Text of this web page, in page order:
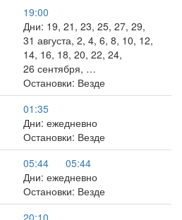
19:00
Дни: 19, 21, 23, 25, 27, 29,
31 августа, 2, 4, 6, 8, 10, 12,
14, 16, 18, 20, 22, 24,
26 сентября, …
Остановки: Везде
01:35
Дни: ежедневно
Остановки: Везде
05:44
05:44
Дни: ежедневно
Остановки: Везде
20:10